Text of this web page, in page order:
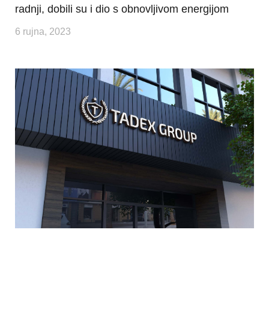
radnji, dobili su i dio s obnovljivom energijom
6 rujna, 2023